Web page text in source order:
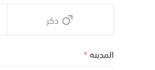
ذكر
المدينة*